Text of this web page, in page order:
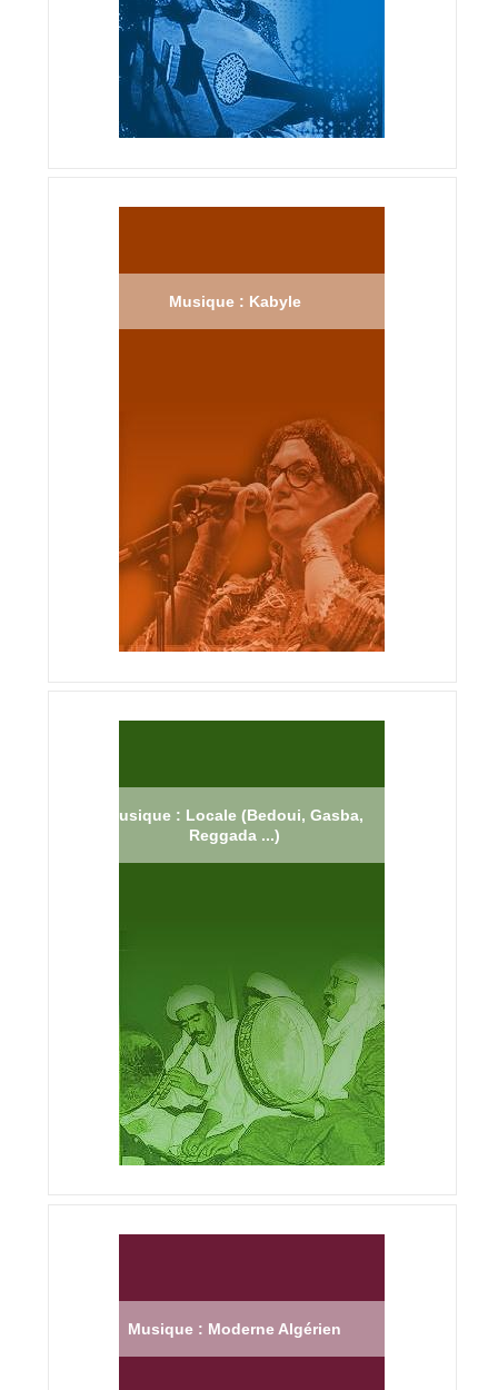
Musique : Kabyle
Musique : Locale (Bedoui, Gasba,
Reggada ...)
Musique : Moderne Algérien